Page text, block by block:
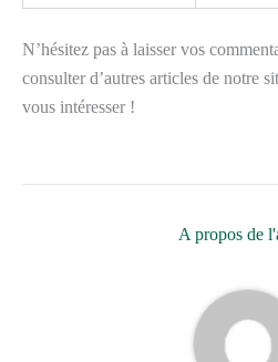
N’hésitez pas à laisser vos
consulter d’autres articles de notre
vous intéresser !
A propos de